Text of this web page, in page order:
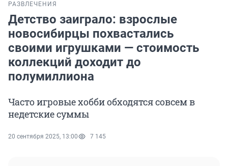
РАЗВЛЕЧЕНИЯ
Детство заиграло: взрослые
новосибирцы похвастались
своими игрушками — стоимость
коллекций доходит до
полумиллиона
Часто игровые хобби обходятся совсем в
недетские суммы
20 сентября 2025, 13:00 7 145